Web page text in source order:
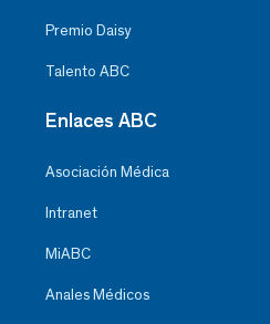
Premio Daisy
Talento ABC
Enlaces ABC
Asociación Médica
Intranet
MiABC
Anales Médicos